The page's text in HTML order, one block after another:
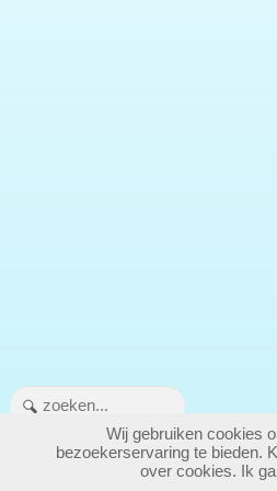
709108 bezoekers - 1
login
Wij gebruiken cookies
bezoekerservaring te bieden.
over cookies. Ik ga